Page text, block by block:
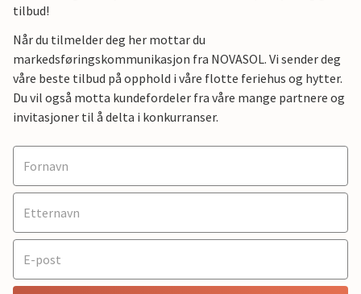
tilbud!
Når du tilmelder deg her mottar du
markedsføringskommunikasjon fra NOVASOL. Vi sender deg
våre beste tilbud på opphold i våre flotte feriehus og hytter.
Du vil også motta kundefordeler fra våre mange partnere og
invitasjoner til å delta i konkurranser.